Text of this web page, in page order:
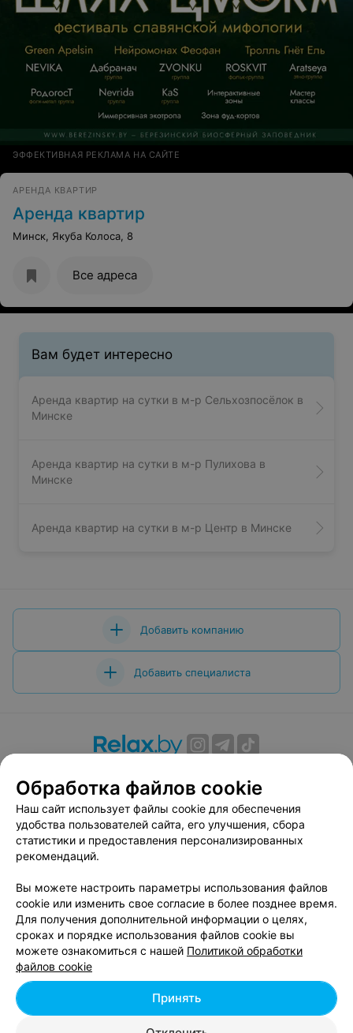
ЭФФЕКТИВНАЯ РЕКЛАМА НА САЙТЕ
АРЕНДА КВАРТИР
Аренда квартир
Минск, Якуба Колоса, 8
Все адреса
Вам будет интересно
Аренда квартир на сутки в м-р Сельхозпосёлок в
Минске
Аренда квартир на сутки в м-р Пулихова в
Минске
Аренда квартир на сутки в м-р Центр в Минске
Добавить компанию
Добавить специалиста
Вакансии
Публичный договор
Способы оплаты
Публичный договор по использованию сервиса
«Афиша»
Пользовательское соглашение
Связаться по вопросам сотрудничества
Написать руководителю relax.by
Персональные настройки cookie
Обработка персональных данных
Обработка файлов cookie
Наш сайт использует файлы cookie для обеспечения
удобства пользователей сайта, его улучшения, сбора
статистики и предоставления персонализированных
рекомендаций.
Вы можете настроить параметры использования файлов
cookie или изменить свое согласие в более позднее время.
Для получения дополнительной информации о целях,
сроках и порядке использования файлов cookie вы
можете ознакомиться с нашей Политикой обработки
файлов cookie
Принять